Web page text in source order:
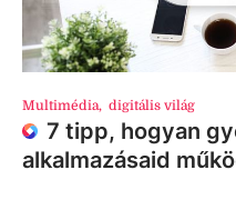
Multimédia, digitális világ
7 tipp, hogyan
alkalmazásaid